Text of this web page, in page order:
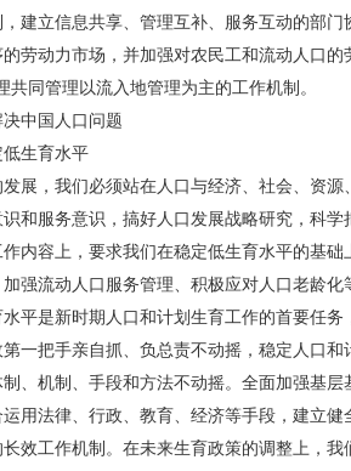
建立信息共享、管理互补、服务互动的部
劳动力市场，并加强对农民工和流动人口
共同管理以流入地管理为主的工作机制。
中国人口问题
生育水平
，我们必须站在人口与经济、社会、资源
和服务意识，搞好人口发展战略研究，科
内容上，要求我们在稳定低生育水平的基
强流动人口服务管理、积极应对人口老龄化
是新时期人口和计划生育工作的首要任务
一把手亲自抓、负总责不动摇，稳定人口
、机制、手段和方法不动摇。全面加强基
用法律、行政、教育、经济等手段，建立
效工作机制。在未来生育政策的调整上，